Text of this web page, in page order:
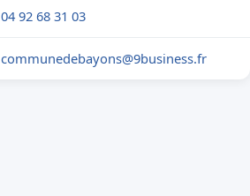
04 92 68 31 03
communedebayons@9business.fr